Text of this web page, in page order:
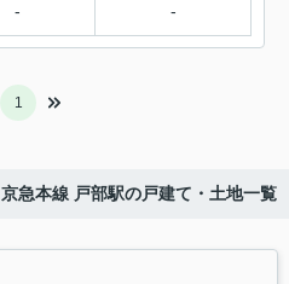
- -
1
京急本線 戸部駅の戸建て・土地一覧